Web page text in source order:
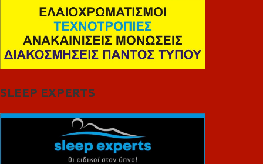
SLEEP EXPERTS